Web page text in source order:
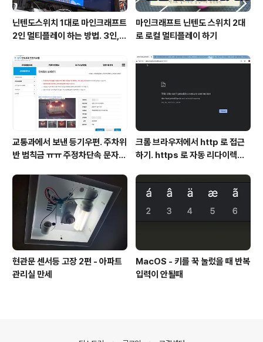
닌텐도스위치 1대로 마인크래프트
2인 멀티플레이 하는 방법. 3인, 4
마인크래프트 닌텐도 스위치 2대
로 로컬 멀티플레이 하기
교통과에서 보낸 등기우편. 주차위
반 범칙금 ㅠㅠ 주정차단속 문자알
크롬 브라우저에서 http 로 접근
하기. https 로 자동 리다이렉트
현관문 센서등 고장 2편 - 아파트
관리실 만세
MacOS - 키를 꾹 눌렀을 때 반복
입력이 안될때